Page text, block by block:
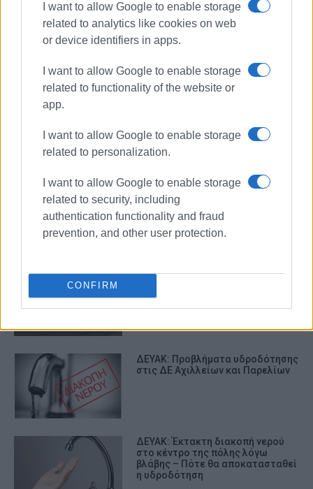
I want to allow Google to enable storage
related to analytics like cookies on web
or device identifiers in apps.
I want to allow Google to enable storage
related to functionality of the website or
app.
I want to allow Google to enable storage
related to personalization.
I want to allow Google to enable storage
related to security, including
authentication functionality and fraud
prevention, and other user protection.
CONFIRM
ΣΧΕΤΙΚA AΡΘΡΑ
ΔΕΥΑΚ: Διακοπή υδροδότησης
λόγω νέας βλάβης σε κεντρικό
αγωγό στη παλιά «ΕΚΑΤΗ»
ΔΕΥΑΚ: Προβλήματα υδροδότησης
κοντά στην παλιά ΕΚΑΤΗ
ΔΕΥΑΚ: Προβλήματα υδροδότησης
στις ΔΕ Αχιλλείων και Παρελίων
ΔΕΥΑΚ: Έκτακτη διακοπή νερού
στο κέντρο της πόλης λόγω
βλάβης – Πότε θα αποκατασταθεί
η υδροδότηση